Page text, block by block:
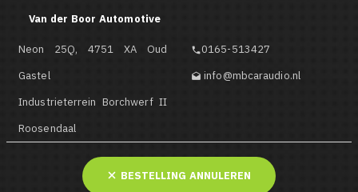
Van der Boor Automotive
Neon 25Q, 4751 XA Oud
Gastel
Industrieterrein Borchwerf II
Roosendaal
0165-513427
 info@mbcaraudio.nl
BESTELLING ANNULEREN